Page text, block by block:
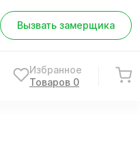
Вызвать замерщика
Избранное
Товаров 0